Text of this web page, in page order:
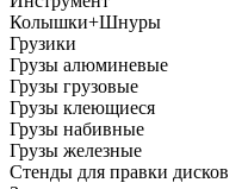
Колышки+Шнуры
Грузики
Грузы алюминевые
Грузы грузовые
Грузы клеющиеся
Грузы набивные
Грузы железные
Стенды для правки дисков